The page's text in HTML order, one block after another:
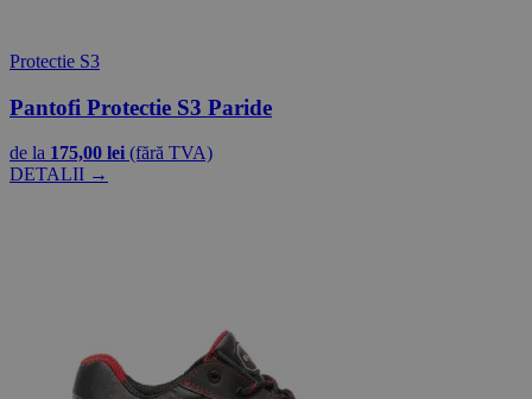
Protectie S3
Pantofi Protectie S3 Paride
de la 175,00 lei (fără TVA)
DETALII →